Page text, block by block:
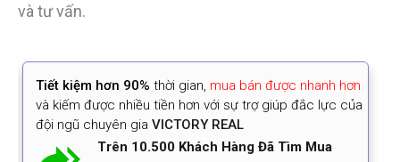
và tư vấn.
Tiết kiệm hơn 90% thời gian, mua bán được nhanh hơn
và kiếm được nhiều tiền hơn với sự trợ giúp đắc lực của
đội ngũ chuyên gia VICTORY REAL
Trên 10.500 Khách Hàng Đã Tìm Mua